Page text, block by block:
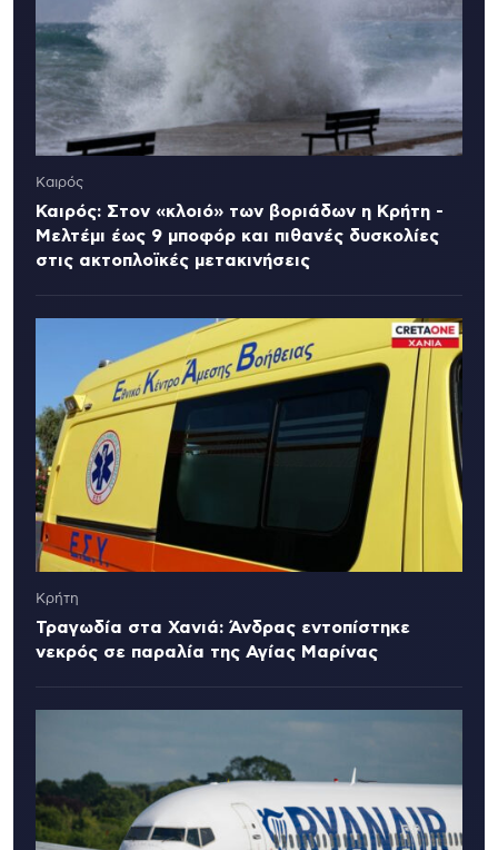
Καιρός
Καιρός: Στον «κλοιό» των βοριάδων η Κρήτη -
Μελτέμι έως 9 μποφόρ και πιθανές δυσκολίες
στις ακτοπλοϊκές μετακινήσεις
Κρήτη
Τραγωδία στα Χανιά: Άνδρας εντοπίστηκε
νεκρός σε παραλία της Αγίας Μαρίνας